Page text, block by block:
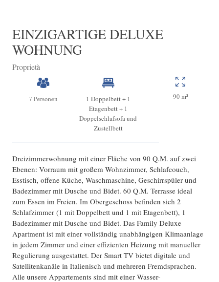
EINZIGARTIGE DELUXE
WOHNUNG
Proprietà
7 Personen
1 Doppelbett + 1
Etagenbett + 1
Doppelschlafsofa und
Zustellbett
90 m²
Dreizimmerwohnung mit einer Fläche von 90 Q.M. auf zwei
Ebenen: Vorraum mit großem Wohnzimmer, Schlafcouch,
Esstisch, offene Küche, Waschmaschine, Geschirrspüler und
Badezimmer mit Dusche und Bidet. 60 Q.M. Terrasse ideal
zum Essen im Freien. Im Obergeschoss befinden sich 2
Schlafzimmer (1 mit Doppelbett und 1 mit Etagenbett), 1
Badezimmer mit Dusche und Bidet. Das Family Deluxe
Apartment ist mit einer vollständig unabhängigen Klimaanlage
in jedem Zimmer und einer effizienten Heizung mit manueller
Regulierung ausgestattet. Der Smart TV bietet digitale und
Satellitenkanäle in Italienisch und mehreren Fremdsprachen.
Alle unsere Appartements sind mit einer Wasser-